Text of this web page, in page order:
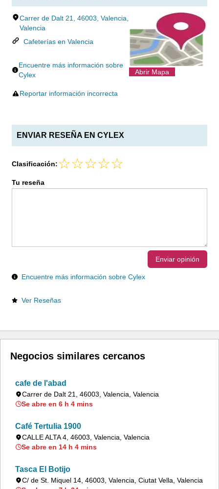
Carrer de Dalt 21, 46003, Valencia,
Valencia
Cafeterías en Valencia
Encuentre más información sobre
Cylex
Reportar información incorrecta
Abrir Mapa
ENVIAR RESEÑA EN CYLEX
Clasificación:
Tu reseña
Enviar opinión
Encuentre más información sobre Cylex
Ver Reseñas
Negocios similares cercanos
cafe de l'abad
Carrer de Dalt 21, 46003, Valencia, Valencia
Se abre en 6 h 4 mins
Café Tertulia 1900
CALLE ALTA 4, 46003, Valencia, Valencia
Se abre en 14 h 4 mins
Tasca El Botijo
C/ de St. Miquel 14, 46003, Valencia, Ciutat Vella, Valencia